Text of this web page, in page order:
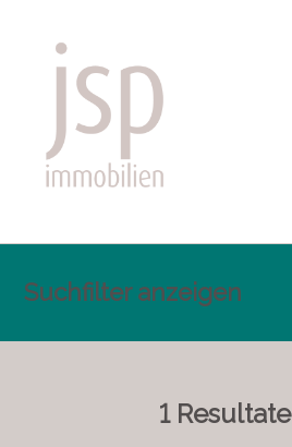
Suchfilter anzeigen
1Resultate